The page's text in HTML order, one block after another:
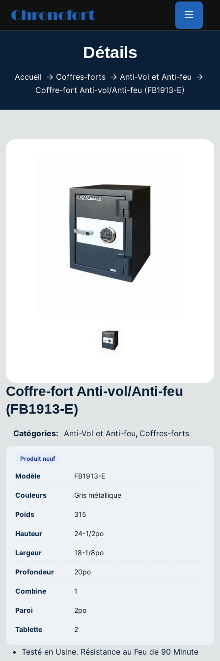
Détails
Accueil Coffres-forts
Anti-Vol et Anti-feu
Coffre-fort Anti-vol/Anti-feu (FB1913-E)
Coffre-fort Anti-vol/Anti-feu
(FB1913-E)
Catégories: Anti-Vol et Anti-feu, Coffres-forts
Produit neuf
Modèle FB1913-E
Couleurs Gris métallique
Poids 315
Hauteur 24-1/2po
Largeur 18-1/8po
Profondeur 20po
Combine 1
Paroi 2po
Tablette 2
Testé en Usine. Résistance au Feu de 90 Minute